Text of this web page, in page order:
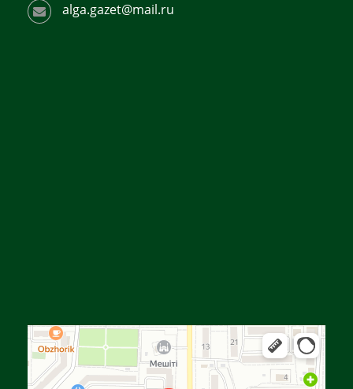
alga.gazet@mail.ru
Яндекс Карталар — көлік, навигация, орындарды іздеу